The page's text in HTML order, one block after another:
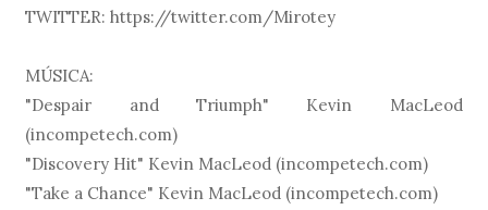
TWITTER: https://twitter.com/Mirotey
MÚSICA:
"Despair and Triumph" Kevin MacLeod
(incompetech.com)
"Discovery Hit" Kevin MacLeod (incompetech.com)
"Take a Chance" Kevin MacLeod (incompetech.com)